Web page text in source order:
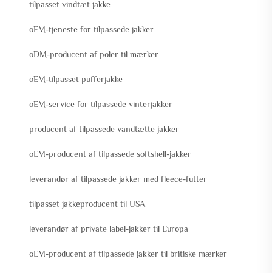
tilpasset vindtæt jakke
oEM-tjeneste for tilpassede jakker
oDM-producent af poler til mærker
oEM-tilpasset pufferjakke
oEM-service for tilpassede vinterjakker
producent af tilpassede vandtætte jakker
oEM-producent af tilpassede softshell-jakker
leverandør af tilpassede jakker med fleece-futter
tilpasset jakkeproducent til USA
leverandør af private label-jakker til Europa
oEM-producent af tilpassede jakker til britiske mærker